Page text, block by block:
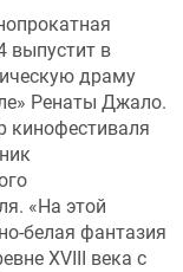
выпустит в
драму
Ренаты Джало.
кинофестиваля
«На этой
белая фантазия
XVIII века с